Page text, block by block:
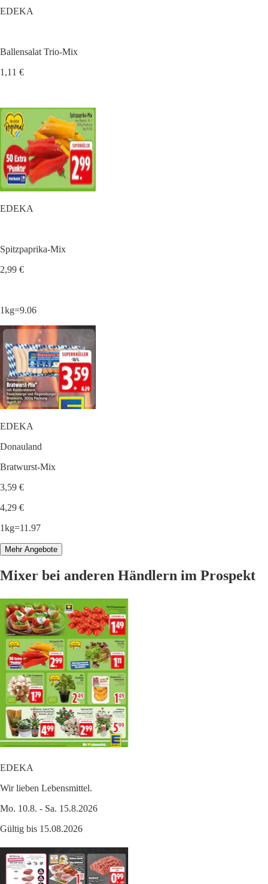
EDEKA
Ballensalat Trio-Mix
1,11 €
EDEKA
Spitzpaprika-Mix
2,99 €
1kg=9.06
EDEKA
Donauland
Bratwurst-Mix
3,59 €
4,29 €
1kg=11.97
Mehr Angebote
Mixer bei anderen Händlern im Prospekt
EDEKA
Wir lieben Lebensmittel.
Mo. 10.8. - Sa. 15.8.2026
Gültig bis 15.08.2026